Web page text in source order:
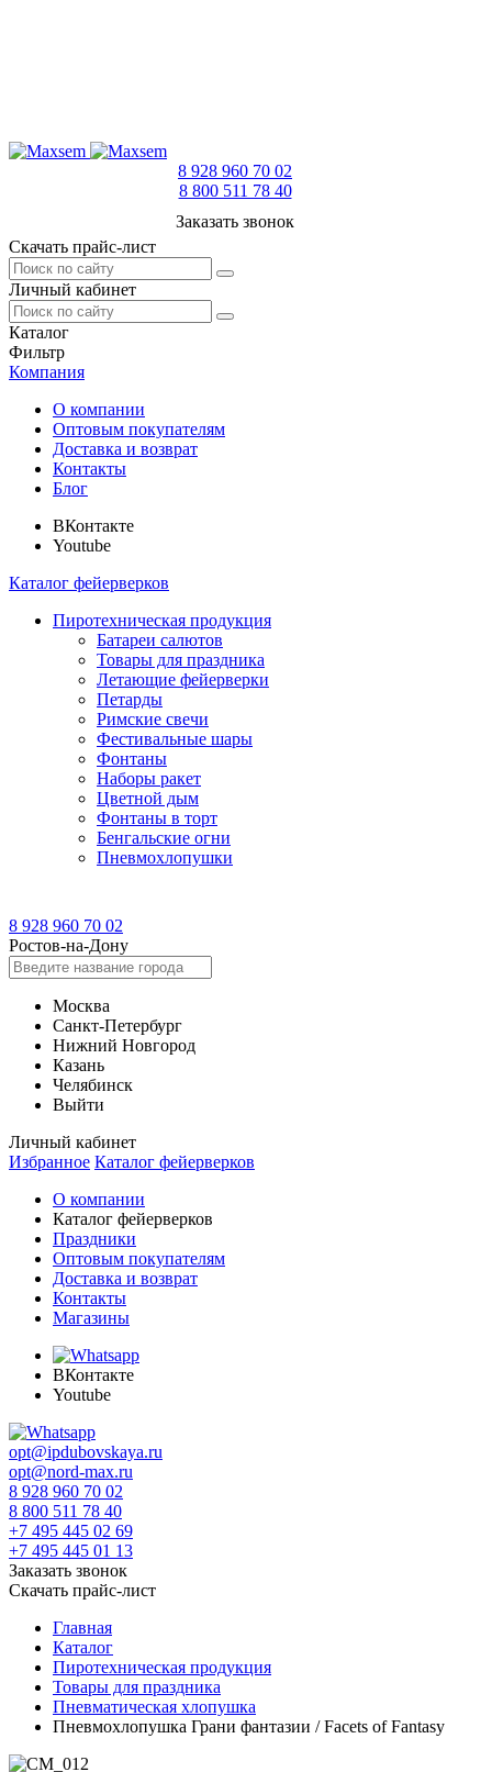
8 928 960 70 02
8 800 511 78 40
Заказать звонок
Скачать прайс-лист
Личный кабинет
Каталог
Фильтр
Компания
О компании
Оптовым покупателям
Доставка и возврат
Контакты
Блог
ВКонтакте
Youtube
Каталог фейерверков
Пиротехническая продукция
Батареи салютов
Товары для праздника
Летающие фейерверки
Петарды
Римские свечи
Фестивальные шары
Фонтаны
Наборы ракет
Цветной дым
Фонтаны в торт
Бенгальские огни
Пневмохлопушки
8 928 960 70 02
Ростов-на-Дону
Москва
Санкт-Петербург
Нижний Новгород
Казань
Челябинск
Выйти
Личный кабинет
Избранное Каталог фейерверков
О компании
Каталог фейерверков
Праздники
Оптовым покупателям
Доставка и возврат
Контакты
Магазины
ВКонтакте
Youtube
opt@ipdubovskaya.ru
opt@nord-max.ru
8 928 960 70 02
8 800 511 78 40
+7 495 445 02 69
+7 495 445 01 13
Заказать звонок
Скачать прайс-лист
Главная
Каталог
Пиротехническая продукция
Товары для праздника
Пневматическая хлопушка
Пневмохлопушка Грани фантазии / Facets of Fantasy